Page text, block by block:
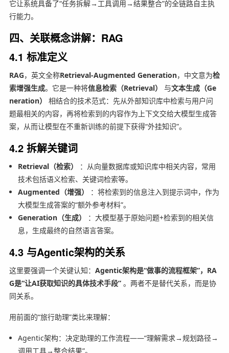
它让系统具备了“任务拆解→工具调用→结果整合”的全链路自主执
行能力。
四、关联概念讲解：RAG
4.1 标准定义
RAG，英文全称Retrieval-Augmented Generation，中文意为检
索增强生成。它是一种将信息检索（Retrieval） 与文本生成（Ge
neration）
相结合的技术范式：先从外部知识库中检索与用户问
题最相关的内容，再将检索到的内容作为上下文交给大模型生成答
案，从而让模型在不重新训练的前提下获得“外挂知识”。
4.2 拆解关键词
Retrieval（检索）
：从向量数据库或知识库中相关内容，常用
技术包括语义检索、关键词检索等。
Augmented（增强）
：将检索到的信息注入到提示词中，作为
大模型生成答案的“额外参考材料”。
Generation（生成）
：大模型基于原始问题+检索到的相关信
息，生成最终的自然语言答案。
4.3 与Agentic架构的关系
这里要强调一个关键认知： Agentic架构是“做事的流程框架”，RA
G是“让AI获取知识的具体技术手段”。两者不是替代关系，而是协
同关系。
用前面的“旅行助理”类比来理解：
Agentic架构：决定助理的工作流程——“理解需求→规划路径→
调用工具→整合结果”。